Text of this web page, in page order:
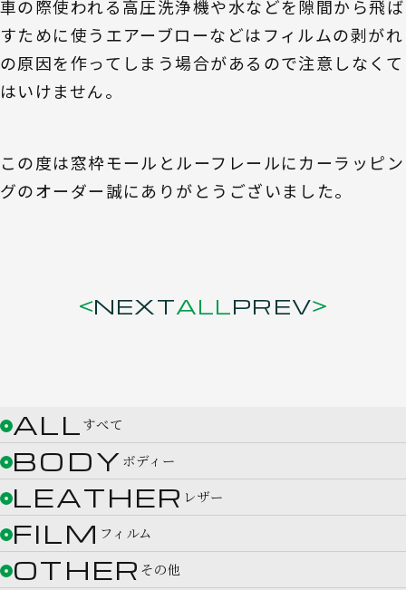
車の際使われる高圧洗浄機や水などを隙間から飛ば
すために使うエアーブローなどはフィルムの剥がれ
の原因を作ってしまう場合があるので注意しなくて
はいけません。
この度は窓枠モールとルーフレールにカーラッピン
グのオーダー誠にありがとうございました。
NEXTALLPREV
ALL すべて
BODY ボディー
LEATHER レザー
FILM フィルム
OTHER その他